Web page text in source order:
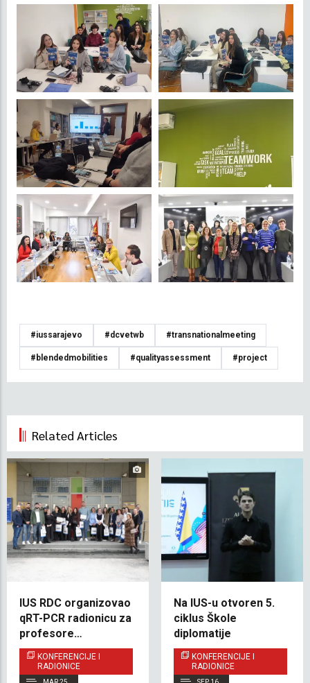
#iussarajevo #dcvetwb #transnationalmeeting
#blendedmobilities #qualityassessment #project
Related Articles
IUS RDC organizovao
qRT-PCR radionicu za
profesore
medicinskih fakulteta
iz cijele Bosne i
Hercegovine
KONFERENCIJE I
RADIONICE
Na IUS-u otvoren 5.
ciklus Škole
diplomatije
KONFERENCIJE I
RADIONICE